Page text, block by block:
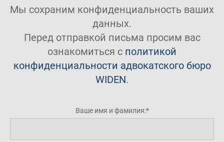
Мы сохраним конфиденциальность ваших
данных.
Перед отправкой письма просим вас
ознакомиться с политикой
конфиденциальности адвокатского бюро
WIDEN.
Ваше имя и фамилия: